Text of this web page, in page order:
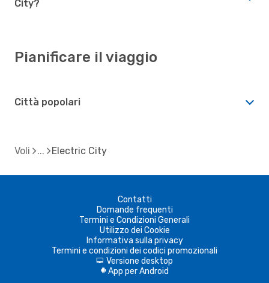
City?
Pianificare il viaggio
Città popolari
Voli Electric City
Contatti
Domande frequenti
Termini e Condizioni Generali
Utilizzo dei Cookie
Informativa sulla privacy
Termini e condizioni dei codici promozionali
d Versione desktop
A App per Android